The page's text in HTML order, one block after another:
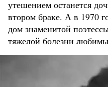
утешением останется
втором браке. А в 1970
дом знаменитой
тяжелой болезни